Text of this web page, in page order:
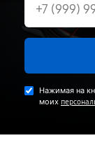
Нажимая на
моих